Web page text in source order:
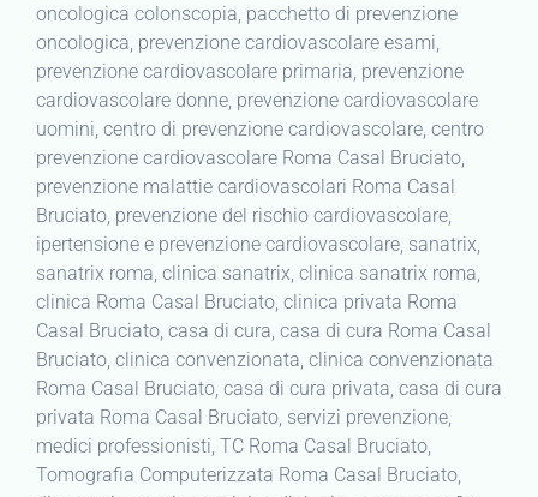
oncologica colonscopia, pacchetto di prevenzione
oncologica, prevenzione cardiovascolare esami,
prevenzione cardiovascolare primaria, prevenzione
cardiovascolare donne, prevenzione cardiovascolare
uomini, centro di prevenzione cardiovascolare, centro
prevenzione cardiovascolare Roma Casal Bruciato,
prevenzione malattie cardiovascolari Roma Casal
Bruciato, prevenzione del rischio cardiovascolare,
ipertensione e prevenzione cardiovascolare, sanatrix,
sanatrix roma, clinica sanatrix, clinica sanatrix roma,
clinica Roma Casal Bruciato, clinica privata Roma
Casal Bruciato, casa di cura, casa di cura Roma Casal
Bruciato, clinica convenzionata, clinica convenzionata
Roma Casal Bruciato, casa di cura privata, casa di cura
privata Roma Casal Bruciato, servizi prevenzione,
medici professionisti, TC Roma Casal Bruciato,
Tomografia Computerizzata Roma Casal Bruciato,